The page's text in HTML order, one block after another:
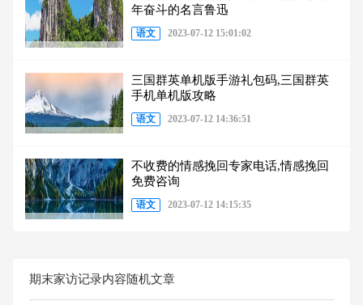
年奋斗的名言鲁迅
语文 2023-07-12 15:01:02
三国群英单机版手游礼包码,三国群英
手机单机版攻略
语文 2023-07-12 14:36:51
不收费的情感挽回专家电话,情感挽回
免费咨询
语文 2023-07-12 14:15:35
期末家访记录内容随机文章